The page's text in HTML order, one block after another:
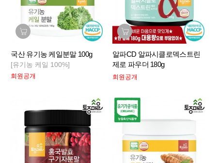
국산 유기농 케일분말 100g
[유기농 케일 100%]
회원공개
알파CD 알파시클로덱스트린
제로 파우더 180g
회원공개